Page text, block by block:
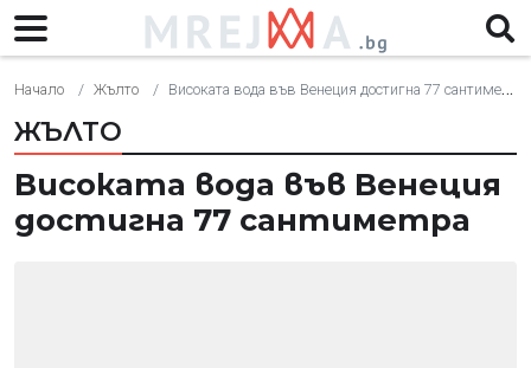
Начало Жълто Високата вода във Венеция достигна 77 сантиметра
ЖЪЛТО
Високата вода във Венеция
достигна 77 сантиметра